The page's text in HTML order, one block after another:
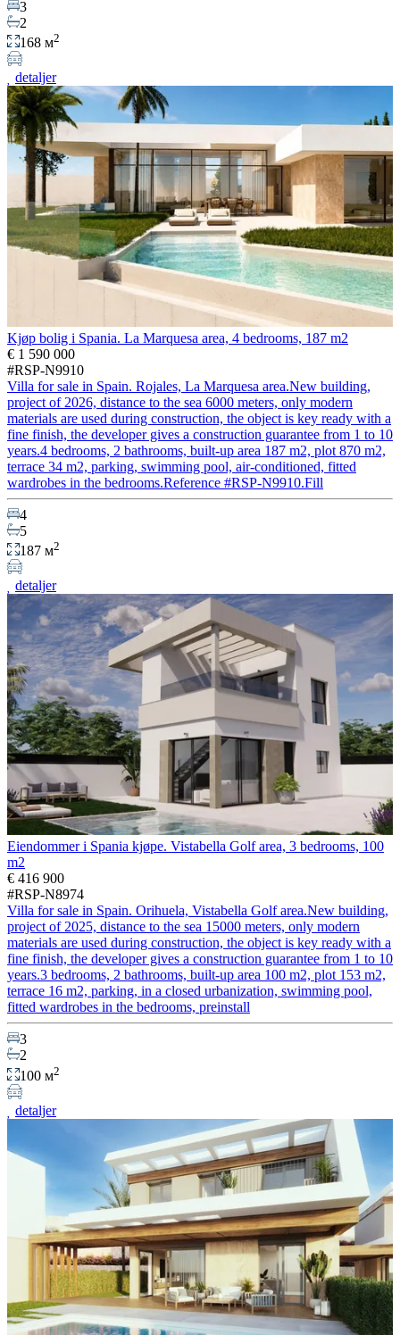
3
2
168 м2
detaljer
Kjøp bolig i Spania. La Marquesa area, 4 bedrooms, 187 m2
€ 1 590 000
#RSP-N9910
Villa for sale in Spain. Rojales, La Marquesa area.New building,
project of 2026, distance to the sea 6000 meters, only modern
materials are used during construction, the object is key ready with a
fine finish, the developer gives a construction guarantee from 1 to 10
years.4 bedrooms, 2 bathrooms, built-up area 187 m2, plot 870 m2,
terrace 34 m2, parking, swimming pool, air-conditioned, fitted
wardrobes in the bedrooms.Reference #RSP-N9910.Fill
4
5
187 м2
detaljer
Eiendommer i Spania kjøpe. Vistabella Golf area, 3 bedrooms, 100
m2
€ 416 900
#RSP-N8974
Villa for sale in Spain. Orihuela, Vistabella Golf area.New building,
project of 2025, distance to the sea 15000 meters, only modern
materials are used during construction, the object is key ready with a
fine finish, the developer gives a construction guarantee from 1 to 10
years.3 bedrooms, 2 bathrooms, built-up area 100 m2, plot 153 m2,
terrace 16 m2, parking, in a closed urbanization, swimming pool,
fitted wardrobes in the bedrooms, preinstall
3
2
100 м2
detaljer